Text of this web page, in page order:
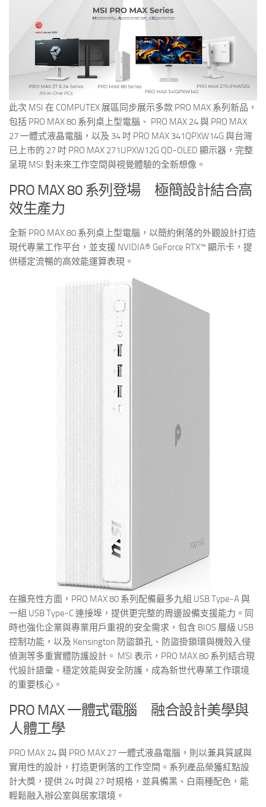
此次 MSI 在 COMPUTEX 展區同步展示多款 PRO MAX 系列新品，
包括 PRO MAX 80 系列桌上型電腦、 PRO MAX 24 與 PRO MAX
27 一體式液晶電腦，以及 34 吋 PRO MAX 341QPXW14G 與台灣
已上市的 27 吋 PRO MAX 271UPXW12G QD-OLED 顯示器，完整
呈現 MSI 對未來工作空間與視覺體驗的全新想像。
PRO MAX 80 系列登場 極簡設計結合高
效生產力
全新 PRO MAX 80 系列桌上型電腦，以簡約俐落的外觀設計打造
現代專業工作平台，並支援 NVIDIA® GeForce RTX™ 顯示卡，提
供穩定流暢的高效能運算表現。
在擴充性方面，PRO MAX 80 系列配備最多九組 USB Type-A 與
一組 USB Type-C 連接埠，提供更完整的周邊設備支援能力。同
時也強化企業與專業用戶重視的安全需求，包含 BIOS 層級 USB
控制功能，以及 Kensington 防盜鎖孔、防盜掛鎖環與機殼入侵
偵測等多重實體防護設計。 MSI 表示，PRO MAX 80 系列結合現
代設計語彙、穩定效能與安全防護，成為新世代專業工作環境
的重要核心。
PRO MAX 一體式電腦 融合設計美學與
人體工學
PRO MAX 24 與 PRO MAX 27 一體式液晶電腦，則以兼具質感與
實用性的設計，打造更俐落的工作空間。系列產品榮獲紅點設
計大獎，提供 24 吋與 27 吋規格，並具備黑、白兩種配色，能
輕鬆融入辦公室與居家環境。